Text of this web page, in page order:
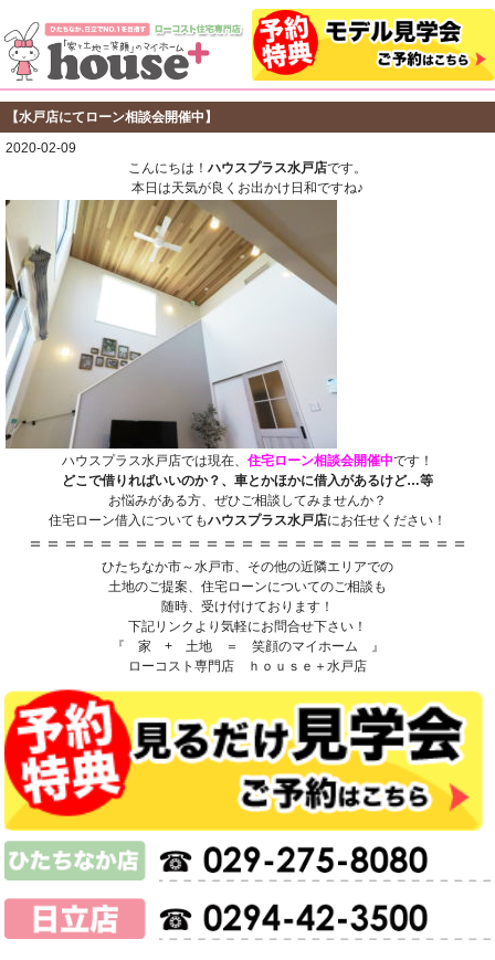
【水戸店にてローン相談会開催中】
2020-02-09
こんにちは！ ハウスプラス水戸店です。
本日は天気が良くお出かけ日和ですね♪
ハウスプラス水戸店では現在、 住宅ローン相談会開催中です！
どこで借りればいいのか？、車とかほかに借入があるけど…等
お悩みがある方、ぜひご相談してみませんか？
住宅ローン借入についてもハウスプラス水戸店にお任せください！
＝＝＝＝＝＝＝＝＝＝＝＝＝＝＝＝＝＝＝＝＝＝＝＝＝
ひたちなか市～水戸市、その他の近隣エリアでの
土地のご提案、住宅ローンについてのご相談も
随時、受け付けております！
下記リンクより気軽にお問合せ下さい！
『 家 + 土地 ＝ 笑顔のマイホーム 』
ローコスト専門店 ｈｏｕｓｅ＋水戸店